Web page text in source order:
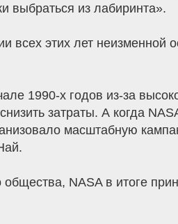
выбраться из лабиринта».
этих лет неизменной
1990-х годов из-за
затраты. А когда
масштабную
NASA в итоге